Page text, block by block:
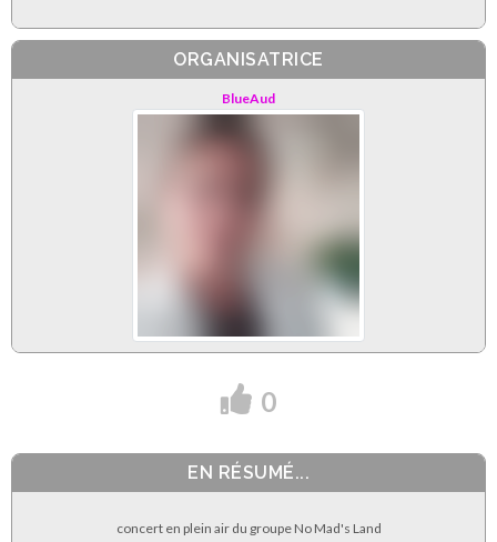
ORGANISATRICE
BlueAud
0
EN RÉSUMÉ...
concert en plein air du groupe No Mad's Land